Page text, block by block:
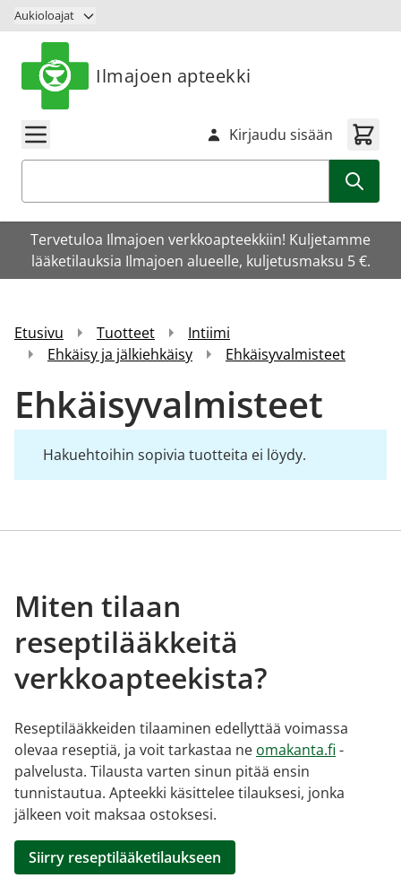
Siirry sisältöön
Aukioloajat
Ilmajoen apteekki
Kirjaudu sisään
Tervetuloa Ilmajoen verkkoapteekkiin! Kuljetamme
lääketilauksia Ilmajoen alueelle, kuljetusmaksu 5 €.
Etusivu Tuotteet
Intiimi
Ehkäisy ja jälkiehkäisy
Ehkäisyvalmisteet
Ehkäisyvalmisteet
Hakuehtoihin sopivia tuotteita ei löydy.
Miten tilaan
reseptilääkkeitä
verkkoapteekista?
Reseptilääkkeiden tilaaminen edellyttää voimassa
olevaa reseptiä, ja voit tarkastaa ne omakanta.fi -
palvelusta. Tilausta varten sinun pitää ensin
tunnistautua. Apteekki käsittelee tilauksesi, jonka
jälkeen voit maksaa ostoksesi.
Siirry reseptilääketilaukseen